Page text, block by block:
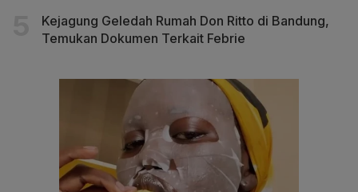
Kejagung Geledah Rumah Don Ritto di Bandung,
Temukan Dokumen Terkait Febrie